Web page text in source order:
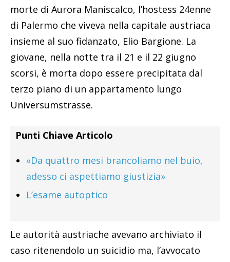
morte di Aurora Maniscalco, l’hostess 24enne
di Palermo che viveva nella capitale austriaca
insieme al suo fidanzato, Elio Bargione. La
giovane, nella notte tra il 21 e il 22 giugno
scorsi, è morta dopo essere precipitata dal
terzo piano di un appartamento lungo
Universumstrasse.
Punti Chiave Articolo
«Da quattro mesi brancoliamo nel buio,
adesso ci aspettiamo giustizia»
L’esame autoptico
Le autorità austriache avevano archiviato il
caso ritenendolo un suicidio ma, l’avvocato